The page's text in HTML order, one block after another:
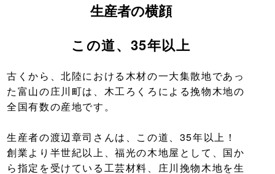
生産者の横顔
この道、35年以上
古くから、北陸における木材の一大集散地であっ
た富山の庄川町は、木工ろくろによる挽物木地の
全国有数の産地です。
生産者の渡辺章司さんは、この道、35年以上！
創業より半世紀以上、福光の木地屋として、国か
ら指定を受けている工芸材料、庄川挽物木地を生